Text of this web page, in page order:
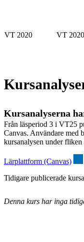
VT 2020 VT
Kursanalyserna
Från läsperiod 3 i VT25
Canvas. Användare med
kursanalysen under fliken
Lärplattform (Canvas)
Tidigare publicerade
Denna kurs har inga